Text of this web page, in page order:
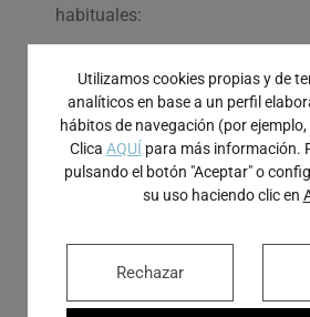
habituales:
momento de la
las molestias pueden
hacia la garganta.
Inflamaciónen la cara o
Sabor desagradableen la
bebidas con temperaturas
Fiebre.
El trismus, el paciente
Utilizamos cookies propias y de
analíticos en base a un perfil
hábitos de navegación (por
Clica AQUÍ para más información.
pulsando el botón "Aceptar" o
su uso haciendo clic en
Rechazar